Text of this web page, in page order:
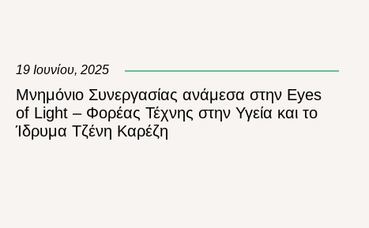
19 Ιουνίου, 2025
Μνημόνιο Συνεργασίας ανάμεσα στην Eyes
of Light – Φορέας Τέχνης στην Υγεία και το
Ίδρυμα Τζένη Καρέζη